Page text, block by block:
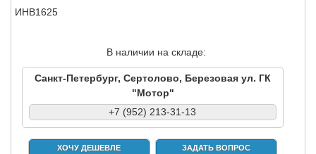
ИНВ1625
В наличии на складе:
Санкт-Петербург, Сертолово, Березовая ул. ГК
"Мотор"
+7 (952) 213-31-13
ХОЧУ ДЕШЕВЛЕ ЗАДАТЬ ВОПРОС